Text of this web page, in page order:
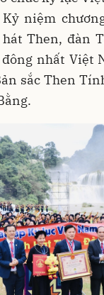
niệm
Then, đàn
nhất Việt
sắc Then